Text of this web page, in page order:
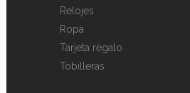
Relojes
Ropa
Tarjeta regalo
Tobilleras